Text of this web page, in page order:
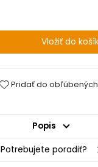
Pridať do obľúbených
Popis
Potrebujete poradiť?